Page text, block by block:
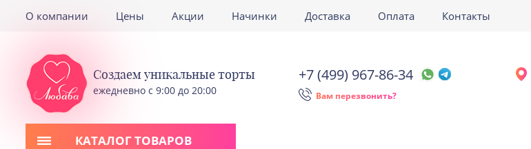
О компании Цены Акции Начинки Доставка Оплата Контакты
Создаем уникальные торты
ежедневно с 9:00 до 20:00
+7 (499) 967-86-34
Вам перезвонить?
КАТАЛОГ ТОВАРОВ